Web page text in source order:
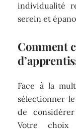
individualité
serein et
Comment
Face à la
sélectionner
de
Votre choix